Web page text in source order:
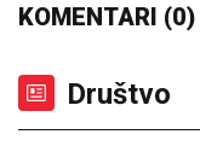
KOMENTARI (0)
Društvo